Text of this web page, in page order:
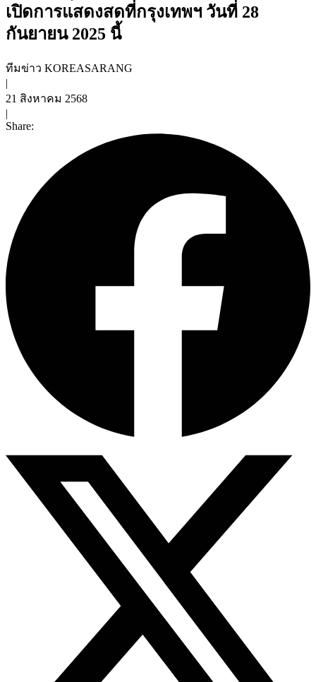
เปิดการแสดงสดที่กรุงเทพฯ วันที่ 28
กันยายน 2025 นี้
ทีมข่าว KOREASARANG
|
21 สิงหาคม 2568
|
Share: